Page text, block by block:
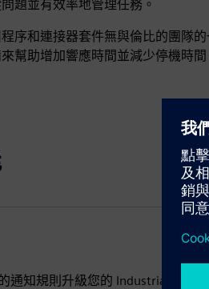
題並有效率地管理任務。
程序和連接器套件無與倫比的團隊
幫助增加響應時間並減少停機時
通知規則升級您的 Industrial Edge